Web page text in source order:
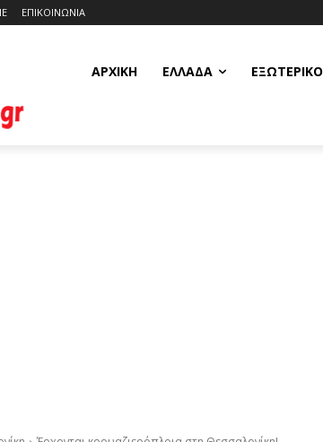
ΕΠΙΚΟΙΝΩΝΙΑ
ΑΡΧΙΚΗ ΕΛΛΆΔΑ ΕΞΩΤΕΡΙΚΌ